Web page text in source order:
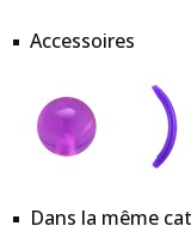
Accessoires
Dans la même